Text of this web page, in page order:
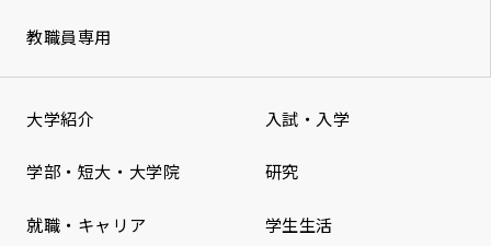
教職員専用
大学紹介 入試・入学
学部・短大・大学院 研究
就職・キャリア 学生生活